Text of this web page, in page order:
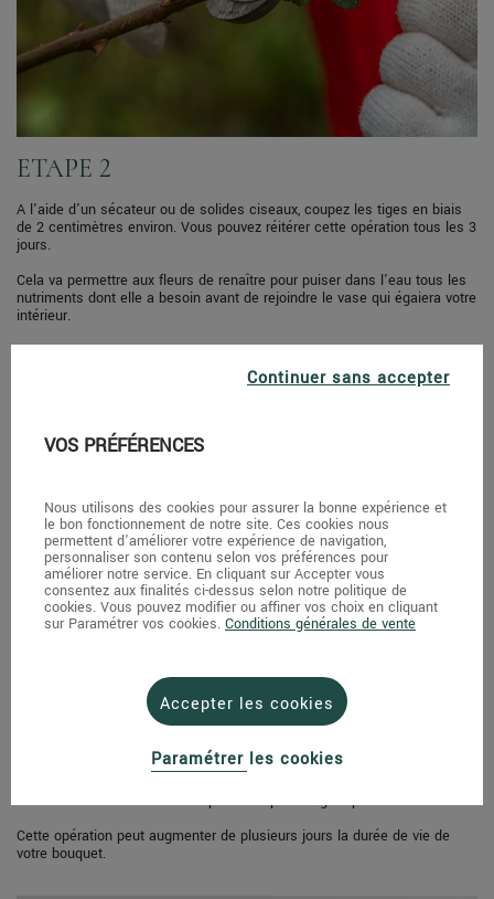
ETAPE 2
A l'aide d'un sécateur ou de solides ciseaux, coupez les tiges en biais
de 2 centimètres environ. Vous pouvez réitérer cette opération tous les 3
jours.
Cela va permettre aux fleurs de renaître pour puiser dans l'eau tous les
nutriments dont elle a besoin avant de rejoindre le vase qui égaiera votre
intérieur.
Verser le sachet Au Nom de la Rose qui contient tous les nutriments
Vos fleurs seront nourries et épanouies plus longtemps.
Cette opération peut augmenter de plusieurs jours la durée de vie de
votre bouquet.
Continuer sans accepter
VOS PRÉFÉRENCES
Nous utilisons des cookies pour assurer la bonne expérience et
le bon fonctionnement de notre site. Ces cookies nous
permettent d'améliorer votre expérience de navigation,
personnaliser son contenu selon vos préférences pour
améliorer notre service. En cliquant sur Accepter vous
consentez aux finalités ci-dessus selon notre politique de
cookies. Vous pouvez modifier ou affiner vos choix en cliquant
sur Paramétrer vos cookies. Conditions générales de vente
Accepter les cookies
Paramétrer les cookies